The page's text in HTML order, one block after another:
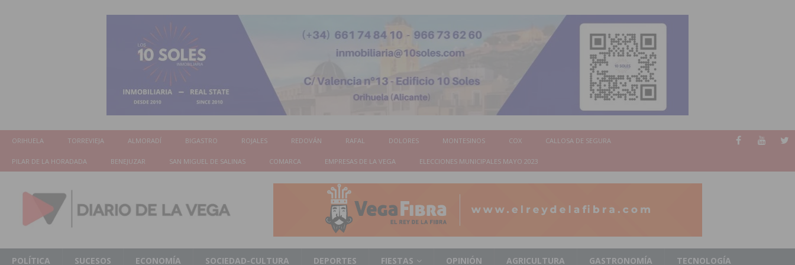
ORIHUELA TORREVIEJA ALMORADÍ BIGASTRO ROJALES REDOVÁN RAFAL DOLORES MONTESINOS COX CALLOSA DE SEGURA
PILAR DE LA HORADADA BENEJUZAR SAN MIGUEL DE SALINAS COMARCA EMPRESAS DE LA VEGA ELECCIONES MUNICIPALES MAYO 2023
POLÍTICA SUCESOS ECONOMÍA SOCIEDAD-CULTURA DEPORTES FIESTAS OPINIÓN AGRICULTURA GASTRONOMÍA TECNOLOGÍA